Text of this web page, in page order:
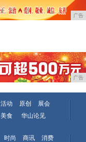
广告
广告
活动 原创
展会
美食 华山论见
时尚 商讯
消费